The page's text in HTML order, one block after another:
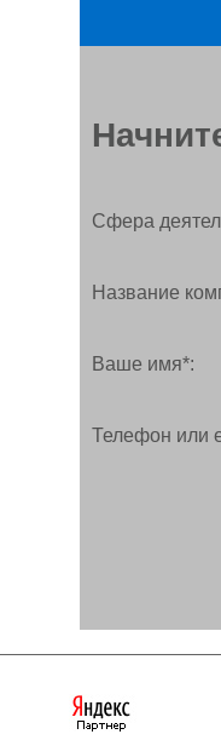
Сфера
Название
Ваше имя*:
Телефон или